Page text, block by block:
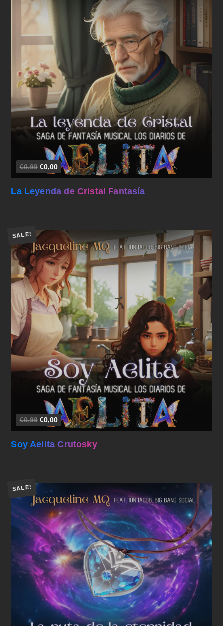
€0,99 €0,00
Añadir al carrito
La Leyenda de Cristal Fantasía
SALE!
€0,99 €0,00
Añadir al carrito
Soy Aelita Crutosky
SALE!
Añadir al carrito